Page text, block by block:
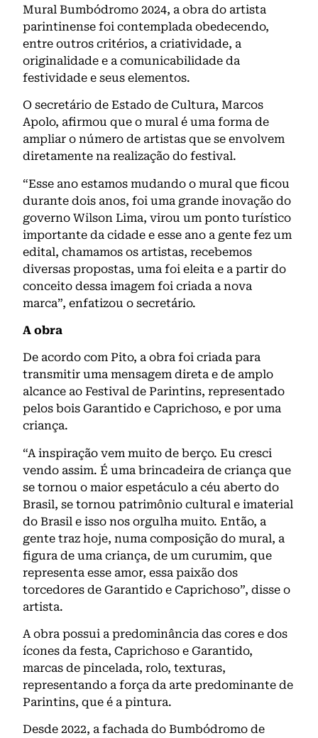
Mural Bumbódromo 2024, a obra do artista
parintinense foi contemplada obedecendo,
entre outros critérios, a criatividade, a
originalidade e a comunicabilidade da
festividade e seus elementos.
O secretário de Estado de Cultura, Marcos
Apolo, afirmou que o mural é uma forma de
ampliar o número de artistas que se envolvem
diretamente na realização do festival.
“Esse ano estamos mudando o mural que ficou
durante dois anos, foi uma grande inovação do
governo Wilson Lima, virou um ponto turístico
importante da cidade e esse ano a gente fez um
edital, chamamos os artistas, recebemos
diversas propostas, uma foi eleita e a partir do
conceito dessa imagem foi criada a nova
marca”, enfatizou o secretário.
A obra
De acordo com Pito, a obra foi criada para
transmitir uma mensagem direta e de amplo
alcance ao Festival de Parintins, representado
pelos bois Garantido e Caprichoso, e por uma
criança.
“A inspiração vem muito de berço. Eu cresci
vendo assim. É uma brincadeira de criança que
se tornou o maior espetáculo a céu aberto do
Brasil, se tornou patrimônio cultural e imaterial
do Brasil e isso nos orgulha muito. Então, a
gente traz hoje, numa composição do mural, a
figura de uma criança, de um curumim, que
representa esse amor, essa paixão dos
torcedores de Garantido e Caprichoso”, disse o
artista.
A obra possui a predominância das cores e dos
ícones da festa, Caprichoso e Garantido,
marcas de pincelada, rolo, texturas,
representando a força da arte predominante de
Parintins, que é a pintura.
Desde 2022, a fachada do Bumbódromo de